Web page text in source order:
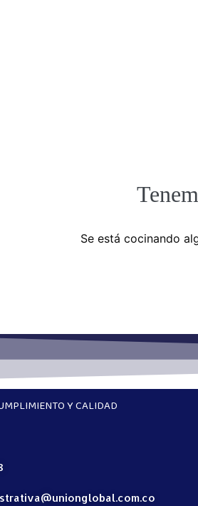
Se está cocinando
Y CALIDAD